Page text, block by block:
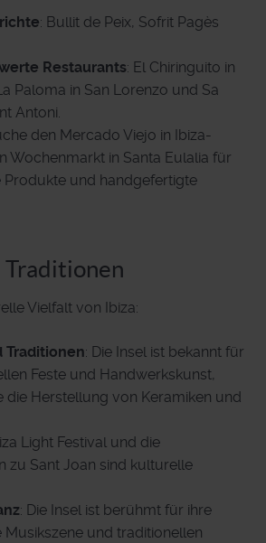
: Bullit de Peix, Sofrit Pagès
Restaurants: El Chiringuito in
Paloma in San Lorenzo und Sa
Antoni.
den Mercado Viejo in Ibiza-
Wochenmarkt in Santa Eulalia für
Produkte und handgefertigte
Vielfalt von Ibiza:
Traditionen: Die Insel ist bekannt für
Feste und Handwerkskunst,
die Herstellung von Keramiken und
Light Festival und die
zu Sant Joan sind kulturelle
: Die Insel ist berühmt für ihre
Musikszene und traditionellen